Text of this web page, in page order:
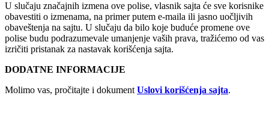
U slučaju značajnih izmena ove polise, vlasnik sajta će sve korisnike
obavestiti o izmenama, na primer putem e-maila ili jasno uočljivih
obaveštenja na sajtu. U slučaju da bilo koje buduće promene ove
polise budu podrazumevale umanjenje vaših prava, tražićemo od vas
izričiti pristanak za nastavak korišćenja sajta.
DODATNE INFORMACIJE
Molimo vas, pročitajte i dokument Uslovi korišćenja sajta.